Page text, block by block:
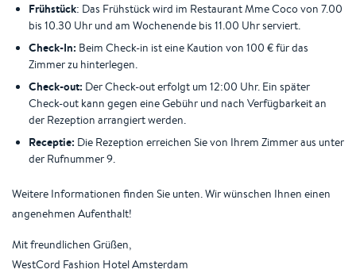
Frühstück: Das Frühstück wird im Restaurant Mme Coco von 7.00
bis 10.30 Uhr und am Wochenende bis 11.00 Uhr serviert.
Check-In: Beim Check-in ist eine Kaution von 100 € für das
Zimmer zu hinterlegen.
Check-out: Der Check-out erfolgt um 12:00 Uhr. Ein später
Check-out kann gegen eine Gebühr und nach Verfügbarkeit an
der Rezeption arrangiert werden.
Receptie: Die Rezeption erreichen Sie von Ihrem Zimmer aus unter
der Rufnummer 9.
Weitere Informationen finden Sie unten. Wir wünschen Ihnen einen
angenehmen Aufenthalt!
Mit freundlichen Grüßen,
WestCord Fashion Hotel Amsterdam